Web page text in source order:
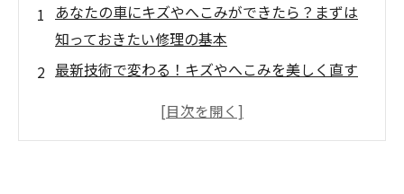
あなたの車にキズやへこみができたら？まずは
知っておきたい修理の基本
最新技術で変わる！キズやへこみを美しく直す
プロが教える最適な修理方法とは？傷跡を残さ